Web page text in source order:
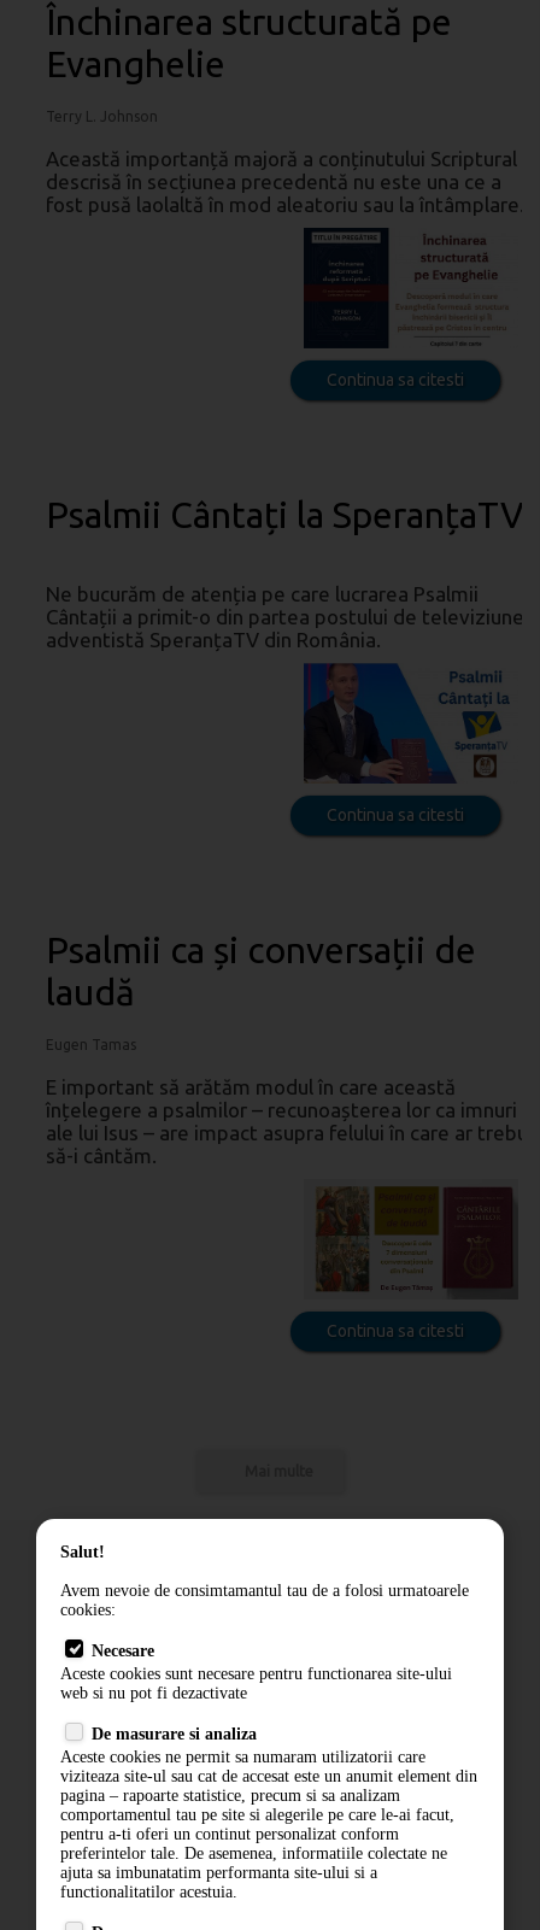
Închinarea structurată pe
Evanghelie
Terry L. Johnson
Această importanță majoră a conținutului Scriptural
descrisă în secțiunea precedentă nu este una ce a
fost pusă laolaltă în mod aleatoriu sau la întâmplare.
Continua sa citesti
Psalmii Cântați la SperanțaTV
Ne bucurăm de atenția pe care lucrarea Psalmii
Cântații a primit-o din partea postului de televiziune
adventistă SperanțaTV din România.
Continua sa citesti
Psalmii ca și conversații de
laudă
Eugen Tamas
E important să arătăm modul în care această
înțelegere a psalmilor – recunoașterea lor ca imnuri
ale lui Isus – are impact asupra felului în care ar trebui
să-i cântăm.
Continua sa citesti
Cum comand
Livrare
Contact
Politica de confidentialitate
ANPC
Salut!
Avem nevoie de consimtamantul tau de a folosi urmatoarele
cookies:
Necesare
Aceste cookies sunt necesare pentru functionarea site-ului
web si nu pot fi dezactivate
De masurare si analiza
Aceste cookies ne permit sa numaram utilizatorii care
viziteaza site-ul sau cat de accesat este un anumit element din
pagina – rapoarte statistice, precum si sa analizam
comportamentul tau pe site si alegerile pe care le-ai facut,
pentru a-ti oferi un continut personalizat conform
preferintelor tale. De asemenea, informatiile colectate ne
ajuta sa imbunatatim performanta site-ului si a
functionalitatilor acestuia.